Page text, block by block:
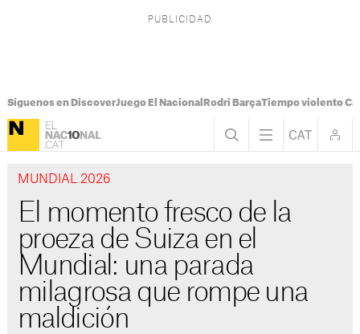
Síguenos en DiscoverJuego El Nacional Rodri BarçaTiempo violento
MUNDIAL 2026
El momento fresco de la
proeza de Suiza en el
Mundial: una parada
milagrosa que rompe una
maldición